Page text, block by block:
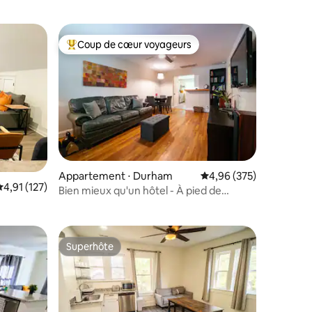
: 4,87 sur 5
moyenne sur la base de 127 commentaires : 4,91 sur 5
4,91 (127)
Coups de cœur voyageurs les plus appréciés
Coup de cœur voyageurs
Appartement ⋅ Durham Évaluation moyenne
4,96 (375)
Bien mieux qu'un hôtel - À pied de
Superhôte
Superhôte